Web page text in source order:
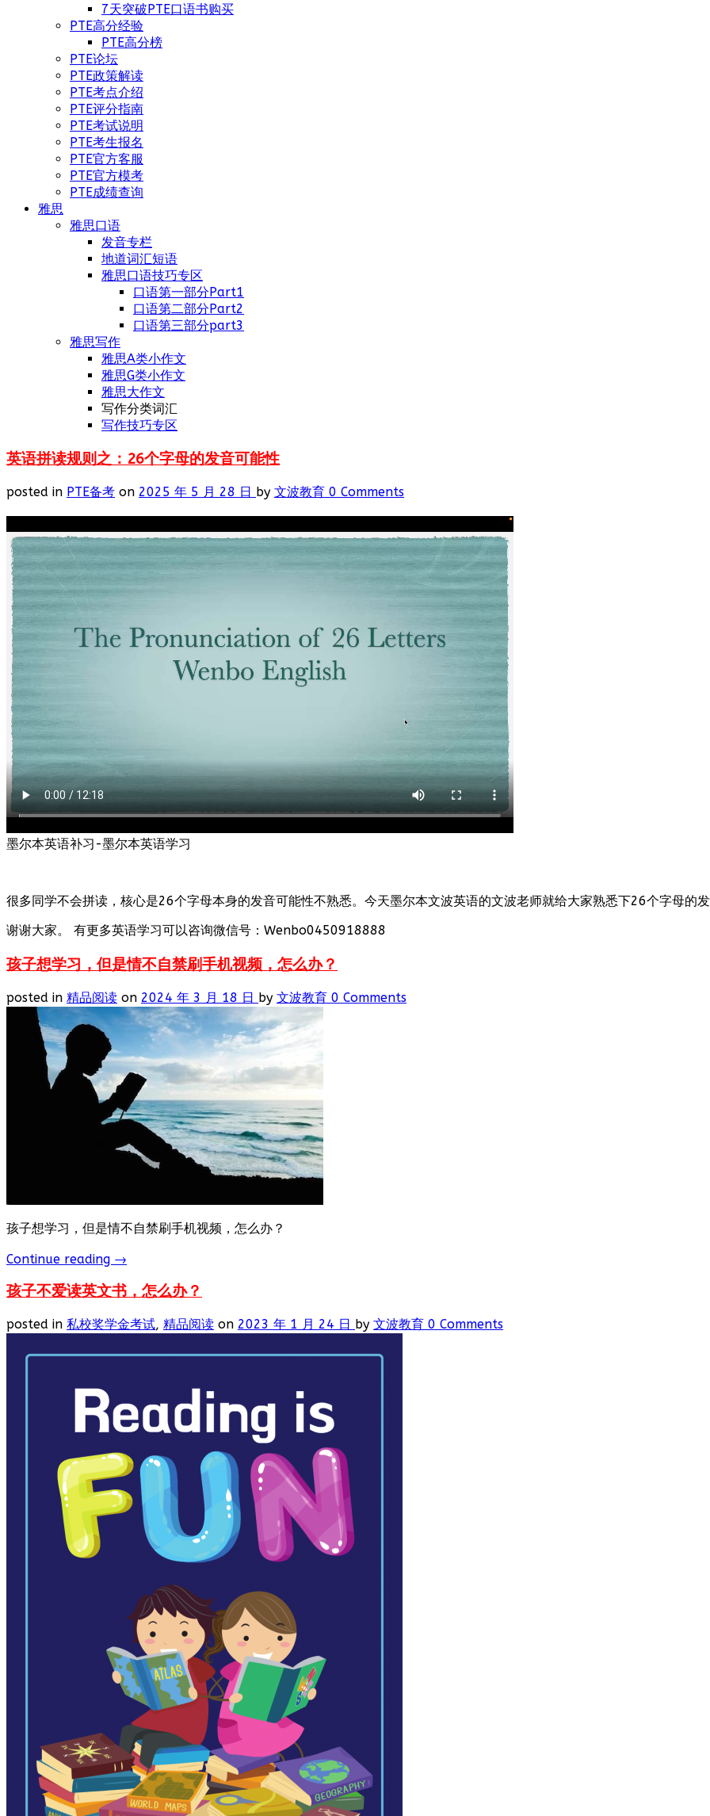
7天突破PTE口语书购买
PTE高分经验
PTE高分榜
PTE论坛
PTE政策解读
PTE考点介绍
PTE评分指南
PTE考试说明
PTE考生报名
PTE官方客服
PTE官方模考
PTE成绩查询
雅思
雅思口语
发音专栏
地道词汇短语
雅思口语技巧专区
口语第一部分Part1
口语第二部分Part2
口语第三部分part3
雅思写作
雅思A类小作文
雅思G类小作文
雅思大作文
写作分类词汇
写作技巧专区
英语拼读规则之：26个字母的发音可能性
posted in PTE备考 on 2025 年 5 月 28 日 by 文波教育 0 Comments
墨尔本英语补习-墨尔本英语学习
很多同学不会拼读，核心是26个字母本身的发音可能性不熟悉。今天墨尔本文波英语的文波老师就给大家熟悉下26个字母的发
谢谢大家。 有更多英语学习可以咨询微信号：Wenbo0450918888
孩子想学习，但是情不自禁刷手机视频，怎么办？
posted in 精品阅读 on 2024 年 3 月 18 日 by 文波教育 0 Comments
孩子想学习，但是情不自禁刷手机视频，怎么办？
Continue reading →
孩子不爱读英文书，怎么办？
posted in 私校奖学金考试, 精品阅读 on 2023 年 1 月 24 日 by 文波教育 0 Comments